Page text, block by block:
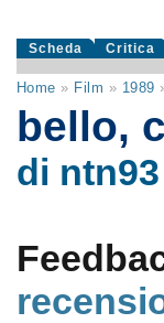
Scheda Critica
Home » Film » 1989
bello,
di ntn93